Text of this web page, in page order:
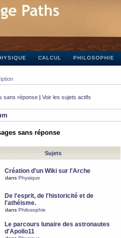
CALCUL PHILOSOPHIE
sans réponse | Voir les sujets actifs
sans réponse
Sujets
Création d'un Wiki sur l'Arche
dans Physique
De l'esprit, de l'historicité et de
l'athéisme.
dans Philosophie
Le parcours lunaire des astronautes
d'Apollo11